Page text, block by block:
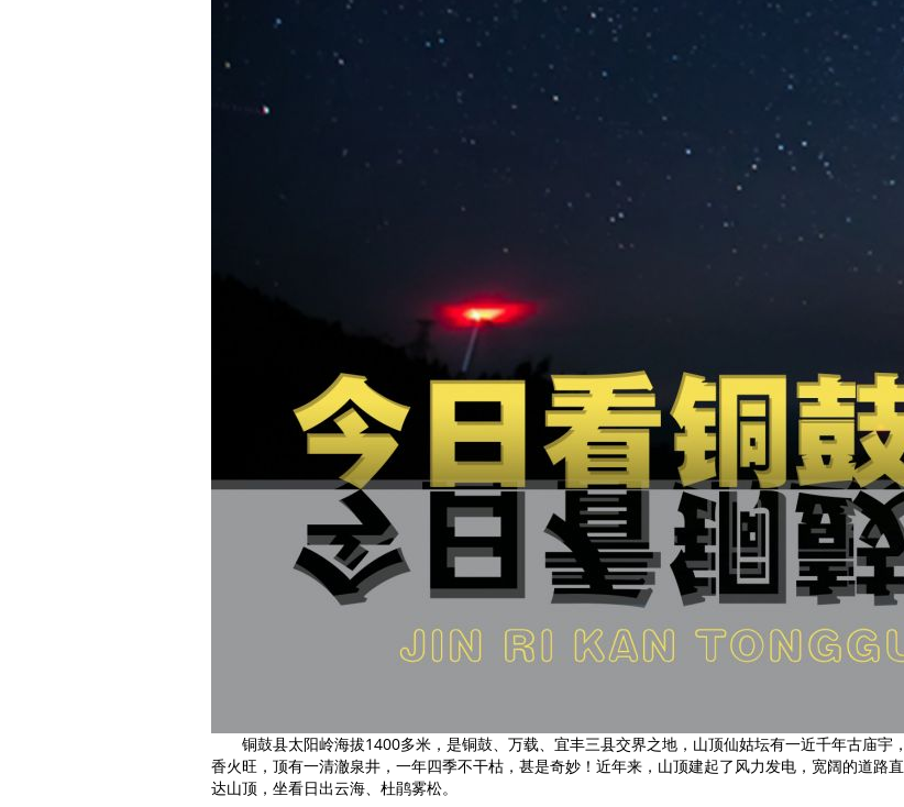
铜鼓县太阳岭海拔1400多米，是铜鼓、万载、宜丰三县交界之地，山顶仙姑坛有一近千年古庙宇，
香火旺，顶有一清澈泉井，一年四季不干枯，甚是奇妙！近年来，山顶建起了风力发电，宽阔的道路直
达山顶，坐看日出云海、杜鹃雾松。